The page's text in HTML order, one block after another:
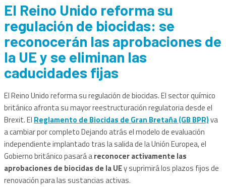
El Reino Unido reforma su
regulación de biocidas: se
reconocerán las aprobaciones de
la UE y se eliminan las
caducidades fijas
El Reino Unido reforma su regulación de biocidas. El sector químico
británico afronta su mayor reestructuración regulatoria desde el
Brexit. El Reglamento de Biocidas de Gran Bretaña (GB BPR)va
a cambiar por completo Dejando atrás el modelo de evaluación
independiente implantado tras la salida de la Unión Europea, el
Gobierno británico pasará areconocer activamente las
aprobaciones de biocidas de la UEy suprimirá los plazos fijos de
renovación para las sustancias activas.